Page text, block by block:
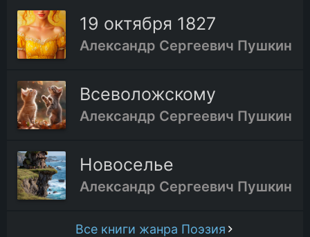
19 октября 1827
Александр Сергеевич Пушкин
Всеволожскому
Александр Сергеевич Пушкин
Новоселье
Александр Сергеевич Пушкин
Все книги жанра Поэзия